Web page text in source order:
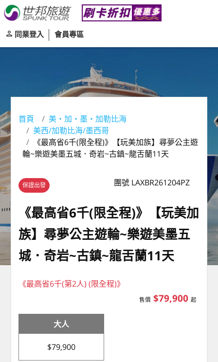
同業登入 會員專區
首頁
美‧加‧墨‧加勒比海
美西/加勒比海/墨西哥
《最高省6千(限全程)》【玩美加族】尋夢公主遊
輪~樂遊美墨五城．奇岩~古鎮~龍舌蘭11天
保證出發 團號 LAXBR261204PZ
《最高省6千(限全程)》【玩美加
族】尋夢公主遊輪~樂遊美墨五
城．奇岩~古鎮~龍舌蘭11天
《最高省6千(第2人) (限全程)》
售價 $79,900 起
大人
$79,900